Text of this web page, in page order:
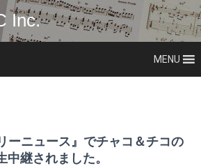
Inc.
MENU
ーニュース』でチャコ＆チコの
継されました。